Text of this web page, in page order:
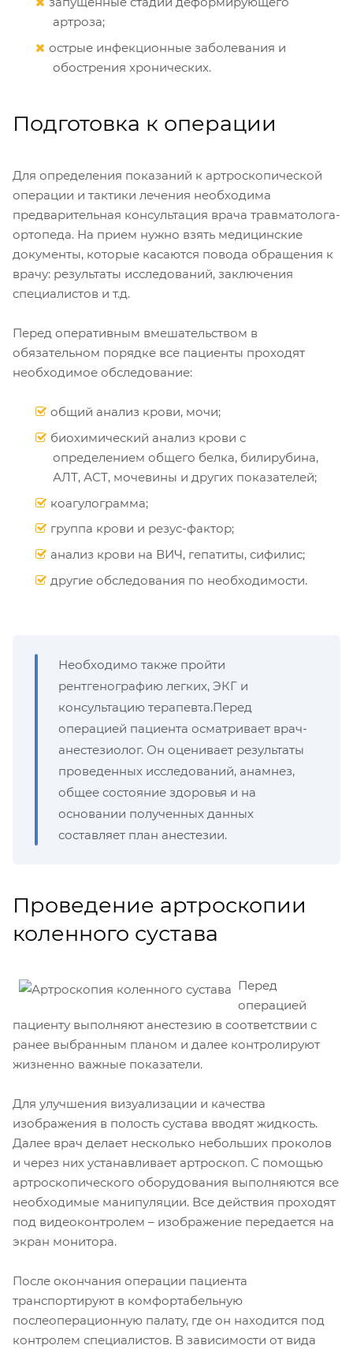
артроза;
острые инфекционные заболевания и
обострения хронических.
Подготовка к операции
Для определения показаний к артроскопической
операции и тактики лечения необходима
предварительная консультация врача травматолога-
ортопеда. На прием нужно взять медицинские
документы, которые касаются повода обращения к
врачу: результаты исследований, заключения
специалистов и т.д.
Перед оперативным вмешательством в
обязательном порядке все пациенты проходят
необходимое обследование:
общий анализ крови, мочи;
биохимический анализ крови с
определением общего белка, билирубина,
АЛТ, АСТ, мочевины и других показателей;
коагулограмма;
группа крови и резус-фактор;
анализ крови на ВИЧ, гепатиты, сифилис;
другие обследования по необходимости.
Необходимо также пройти
рентгенографию легких, ЭКГ и
консультацию терапевта.Перед
операцией пациента осматривает врач-
анестезиолог. Он оценивает результаты
проведенных исследований, анамнез,
общее состояние здоровья и на
основании полученных данных
составляет план анестезии.
Проведение артроскопии
коленного сустава
Перед
операцией
пациенту выполняют анестезию в соответствии с
ранее выбранным планом и далее контролируют
жизненно важные показатели.
Для улучшения визуализации и качества
изображения в полость сустава вводят жидкость.
Далее врач делает несколько небольших проколов
и через них устанавливает артроскоп. С помощью
артроскопического оборудования выполняются все
необходимые манипуляции. Все действия проходят
под видеоконтролем – изображение передается на
экран монитора.
После окончания операции пациента
транспортируют в комфортабельную
послеоперационную палату, где он находится под
контролем специалистов. В зависимости от вида